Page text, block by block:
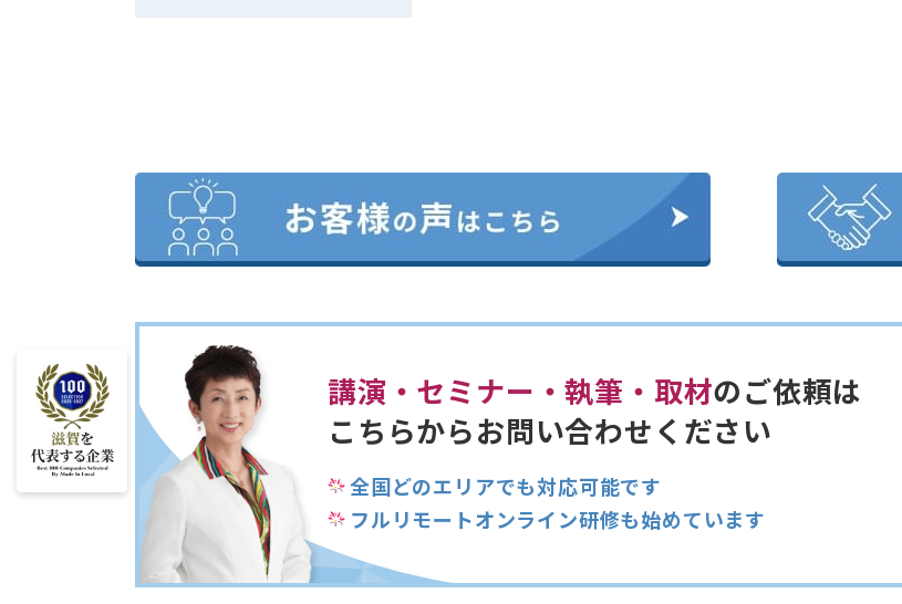
講演・セミナー・執筆・取材のご依頼は
こちらからお問い合わせください
全国どのエリアでも対応可能です
フルリモートオンライン研修も始めています